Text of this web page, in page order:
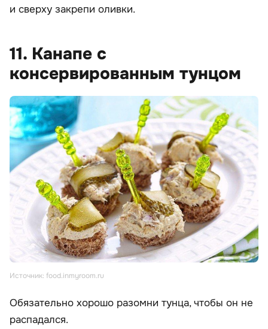
и сверху закрепи оливки.
11. Канапе с
консервированным тунцом
Источник: food.inmyroom.ru
Обязательно хорошо разомни тунца, чтобы он не
распадался.